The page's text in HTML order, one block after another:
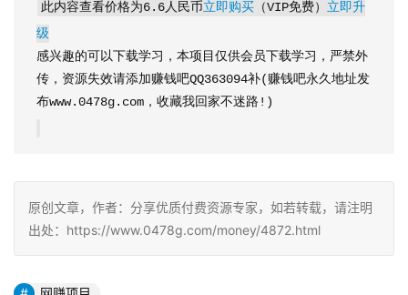
此内容查看价格为6.6人民币立即购买 （VIP免费） 立即升
级
感兴趣的可以下载学习，本项目仅供会员下载学习，严禁外
传，资源失效请添加赚钱吧QQ363094补(赚钱吧永久地址发
布www.0478g.com，收藏我回家不迷路!)
原创文章，作者：分享优质付费资源专家，如若转载，请注明
出处：https://www.0478g.com/money/4872.html